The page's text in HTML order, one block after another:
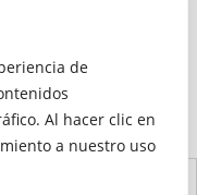
de
Al hacer clic en
a nuestro uso